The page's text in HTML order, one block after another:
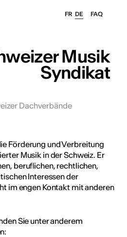
FAQ
FR DE
Musik
Syndikat
Dachverbände
Förderung und Verbreitung
Musik in der Schweiz. Er
beruflichen, rechtlichen,
Interessen der
im engen Kontakt mit anderen
Sie unter anderem